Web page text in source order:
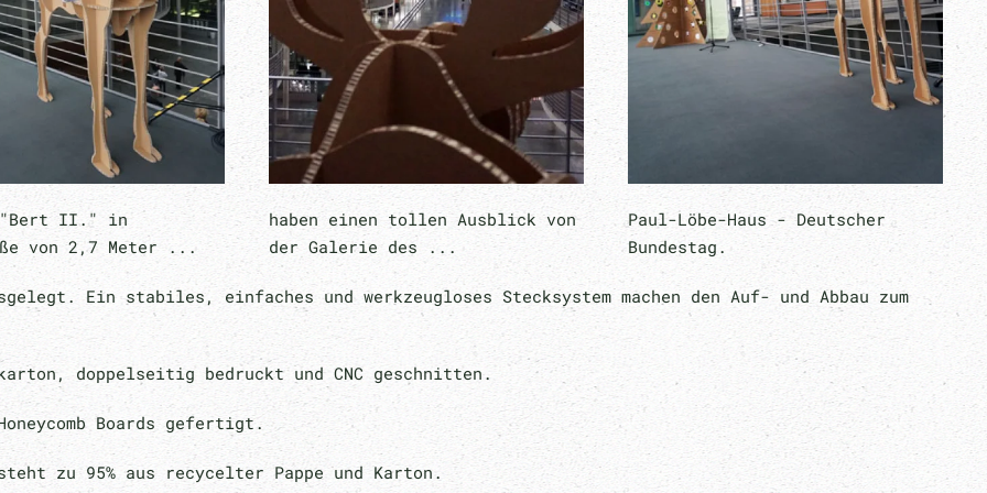
"Bert II." in
von 2,7 Meter ...
haben einen tollen Ausblick von
der Galerie des ...
Paul-Löbe-Haus - Deutscher
Bundestag.
Ein stabiles, einfaches und werkzeugloses Stecksystem machen den Auf- und Abbau zum
doppelseitig bedruckt und CNC geschnitten.
Boards gefertigt.
zu 95% aus recycelter Pappe und Karton.